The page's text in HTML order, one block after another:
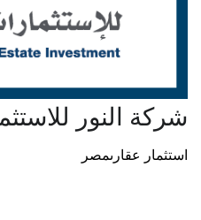
شركة النور
استثمار عقارىمصر